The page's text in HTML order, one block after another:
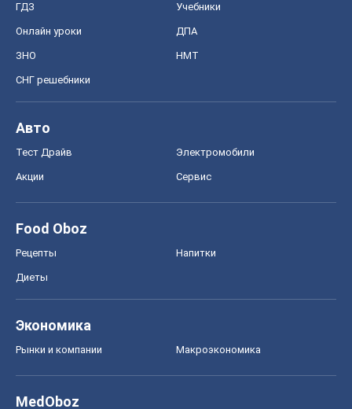
ГДЗ Учебники
Онлайн уроки ДПА
ЗНО НМТ
СНГ решебники
Авто
Тест Драйв Электромобили
Акции Сервис
Food Oboz
Рецепты Напитки
Диеты
Экономика
Рынки и компании Mакроэкономика
MedOboz